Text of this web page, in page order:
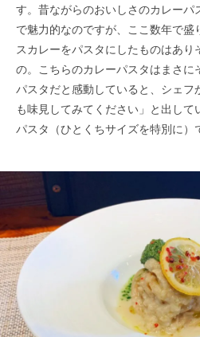
す。昔ながらのおいしさのカレーパ
で魅力的なのですが、ここ数年で盛
スカレーをパスタにしたものはあり
の。こちらのカレーパスタはまさに
パスタだと感動していると、シェフ
も味見してみてください」と出し
パスタ（ひとくちサイズを特別に）